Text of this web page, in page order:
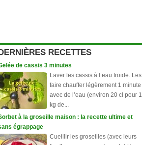
RECETTES
de cassis 3 minutes
Laver les cassis à l’eau froide. Les
faire chauffer légèrement 1 minute
avec de l’eau (environ 20 cl pour 1
kg de...
à la groseille maison : la recette ultime et
égrappage
Cueillir les groseilles (avec leurs